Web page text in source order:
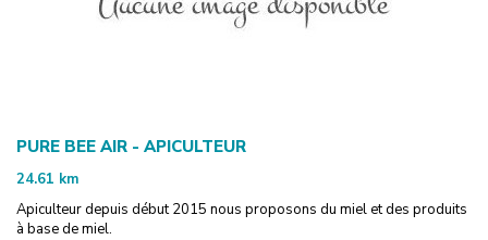
PURE BEE AIR - APICULTEUR
24.61 km
Apiculteur depuis début 2015 nous proposons du miel et des produits
à base de miel.